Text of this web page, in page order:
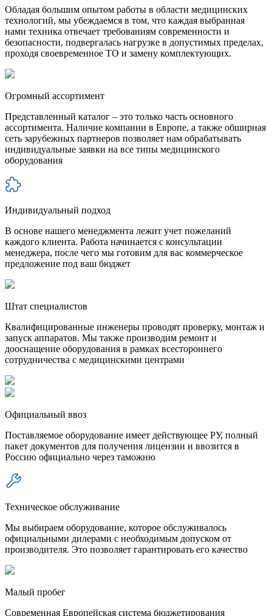
Обладая большим опытом работы в области медицинских
технологий, мы убеждаемся в том, что каждая выбранная
нами техника отвечает требованиям современности и
безопасности, подвергалась нагрузке в допустимых пределах,
проходя своевременное ТО и замену комплектующих.
Огромный ассортимент
Представленный каталог – это только часть основного
ассортимента. Наличие компании в Европе, а также обширная
сеть зарубежных партнеров позволяет нам обрабатывать
индивидуальные заявки на все типы медицинского
оборудования
Индивидуальный подход
В основе нашего менеджмента лежит учет пожеланий
каждого клиента. Работа начинается с консультации
менеджера, после чего мы готовим для вас коммерческое
предложение под ваш бюджет
Штат специалистов
Квалифицированные инженеры проводят проверку, монтаж и
запуск аппаратов. Мы также производим ремонт и
дооснащение оборудования в рамках всестороннего
сотрудничества с медицинскими центрами
Официальный ввоз
Поставляемое оборудование имеет действующее РУ, полный
пакет документов для получения лицензии и ввозится в
Россию официально через таможню
Техническое обслуживание
Мы выбираем оборудование, которое обслуживалось
официальными дилерами с необходимым допуском от
производителя. Это позволяет гарантировать его качество
Малый пробег
Современная Европейская система бюджетирования